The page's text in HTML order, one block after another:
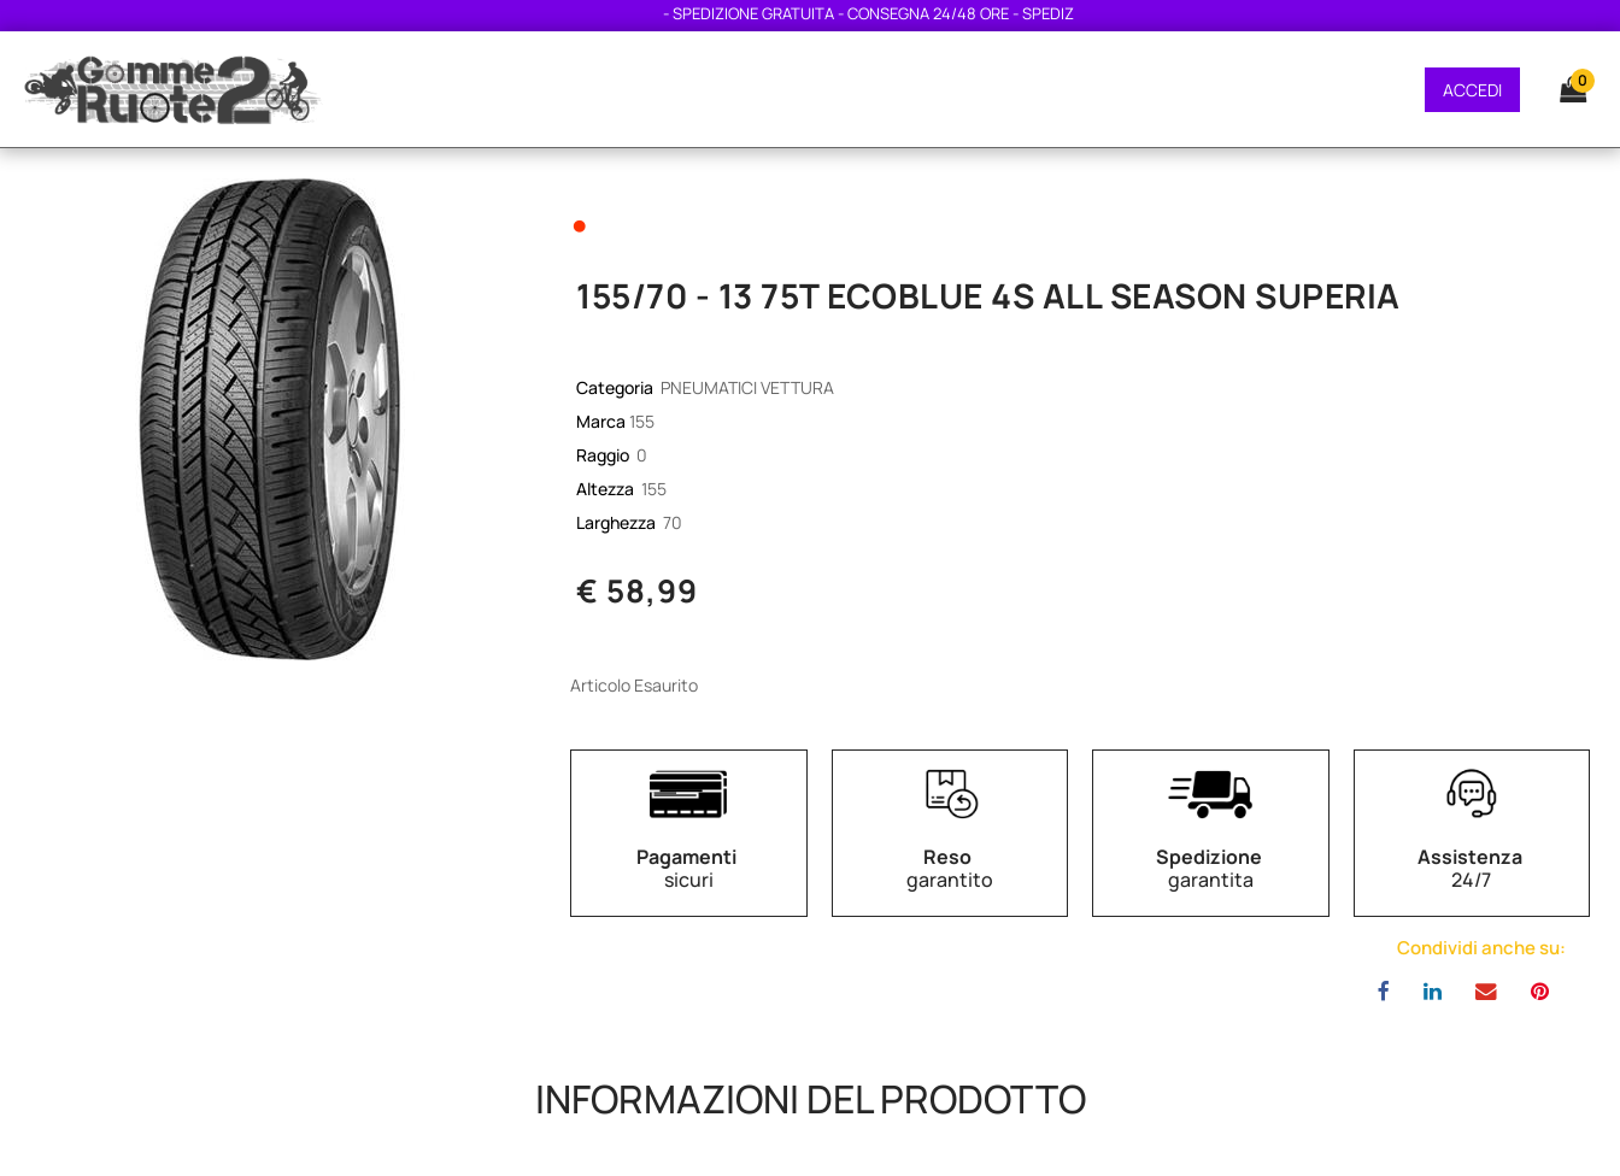
- SPEDIZIONE GRATUITA - CONSEGNA 24/48 ORE - SPEDIZIONE GRATUITA - CONSEGNA 24/48 ORE - SPEDIZIONE GRATUITA -
ACCEDI 0
•
155/70 - 13 75T ECOBLUE 4S ALL SEASON SUPERIA
Categoria PNEUMATICI VETTURA
Marca 155
Raggio 0
Altezza 155
Larghezza 70
€ 58,99
Articolo Esaurito
Pagamenti
sicuri
Reso
garantito
Spedizione
garantita
Assistenza
24/7
Condividi anche su:
INFORMAZIONI DEL PRODOTTO